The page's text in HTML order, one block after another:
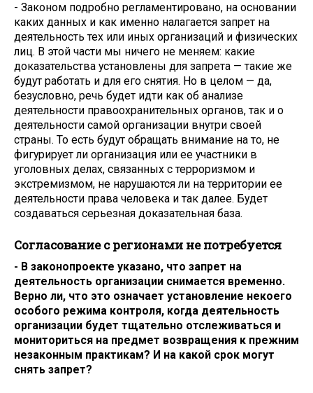
- Законом подробно регламентировано, на основании
каких данных и как именно налагается запрет на
деятельность тех или иных организаций и физических
лиц. В этой части мы ничего не меняем: какие
доказательства установлены для запрета — такие же
будут работать и для его снятия. Но в целом — да,
безусловно, речь будет идти как об анализе
деятельности правоохранительных органов, так и о
деятельности самой организации внутри своей
страны. То есть будут обращать внимание на то, не
фигурирует ли организация или ее участники в
уголовных делах, связанных с терроризмом и
экстремизмом, не нарушаются ли на территории ее
деятельности права человека и так далее. Будет
создаваться серьезная доказательная база.
Согласование с регионами не потребуется
- В законопроекте указано, что запрет на
деятельность организации снимается временно.
Верно ли, что это означает установление некоего
особого режима контроля, когда деятельность
организации будет тщательно отслеживаться и
мониториться на предмет возвращения к прежним
незаконным практикам? И на какой срок могут
снять запрет?